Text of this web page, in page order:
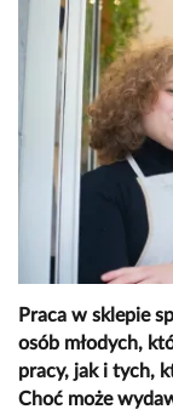
Praca w sklepie
osób młodych,
pracy, jak i tych,
Choć może